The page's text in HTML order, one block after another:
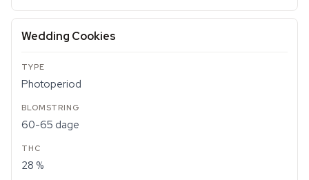
Wedding Cookies
Photoperiod
60-65 dage
28 %